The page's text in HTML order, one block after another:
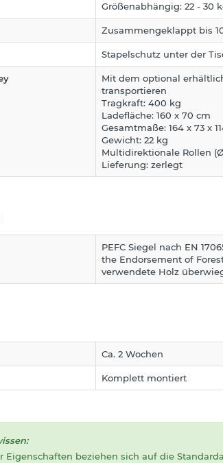
Größenabhängig: 22 - 30
Zusammengeklappt bis
Stapelschutz unter der
Mit dem optional
transportieren
Tragkraft: 400 kg
Ladefläche: 160 x 70 cm
Gesamtmaße: 164 x 73 x
Gewicht: 22 kg
Multidirektionale Rollen
Lieferung: zerlegt
PEFC Siegel nach EN
the Endorsement of
verwendete Holz
Ca. 2 Wochen
Komplett montiert
Eigenschaften beziehen sich auf die